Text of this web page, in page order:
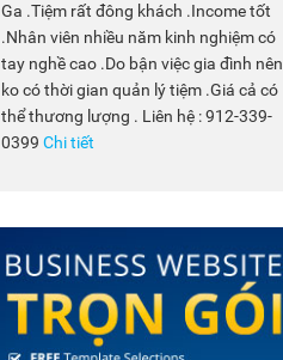
Ga .Tiệm rất đông khách .Income tốt
.Nhân viên nhiều năm kinh nghiệm có
tay nghề cao .Do bận việc gia đình nên
ko có thời gian quản lý tiệm .Giá cả có
thể thương lượng . Liên hệ : 912-339-
0399 Chi tiết